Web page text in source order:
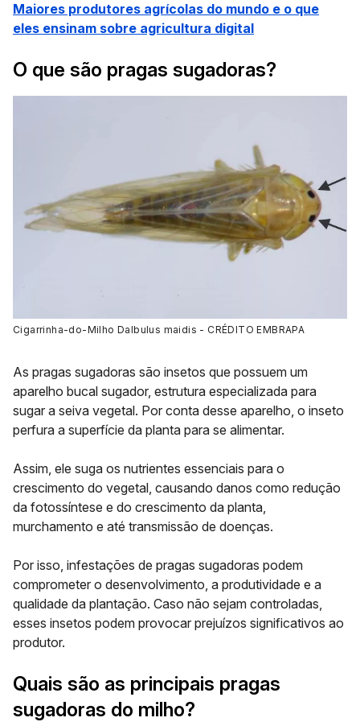
Maiores produtores agrícolas do mundo e o que
eles ensinam sobre agricultura digital
O que são pragas sugadoras?
Cigarrinha-do-Milho Dalbulus maidis - CRÉDITO EMBRAPA
As pragas sugadoras são insetos que possuem um
aparelho bucal sugador, estrutura especializada para
sugar a seiva vegetal. Por conta desse aparelho, o inseto
perfura a superfície da planta para se alimentar.
Assim, ele suga os nutrientes essenciais para o
crescimento do vegetal, causando danos como redução
da fotossíntese e do crescimento da planta,
murchamento e até transmissão de doenças.
Por isso, infestações de pragas sugadoras podem
comprometer o desenvolvimento, a produtividade e a
qualidade da plantação. Caso não sejam controladas,
esses insetos podem provocar prejuízos significativos ao
produtor.
Quais são as principais pragas
sugadoras do milho?